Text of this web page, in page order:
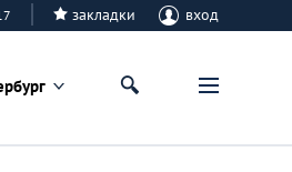
закладки вход